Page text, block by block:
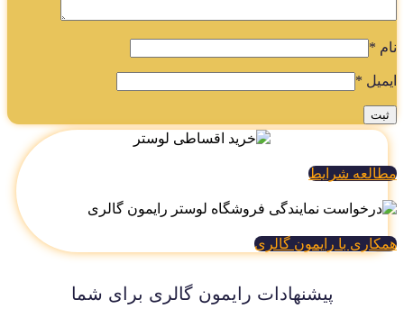
*
*
شرایط
با رایمون گالری
پیشنهادات رایمون گالری برای شما